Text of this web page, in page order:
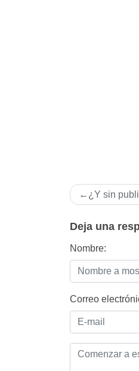
de
entradas
¿Y sin
Deja una
Nombre:
Correo